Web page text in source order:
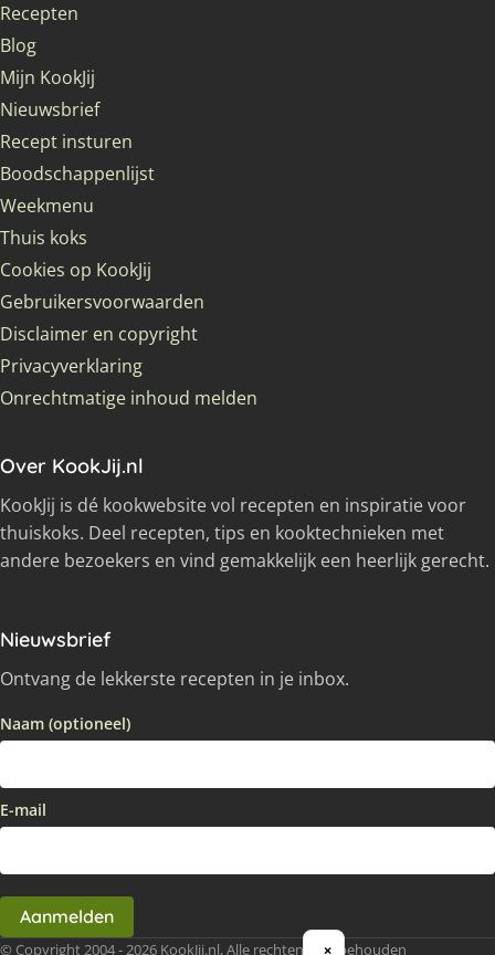
Recepten
Blog
Mijn KookJij
Nieuwsbrief
Recept insturen
Boodschappenlijst
Weekmenu
Thuis koks
Cookies op KookJij
Gebruikersvoorwaarden
Disclaimer en copyright
Privacyverklaring
Onrechtmatige inhoud melden
Over KookJij.nl
KookJij is dé kookwebsite vol recepten en inspiratie voor
thuiskoks. Deel recepten, tips en kooktechnieken met
andere bezoekers en vind gemakkelijk een heerlijk gerecht.
Nieuwsbrief
Ontvang de lekkerste recepten in je inbox.
Naam (optioneel)
E-mail
Aanmelden
© Copyright 2004 - 2026 KookJij.nl, Alle rechten voorbehouden
×